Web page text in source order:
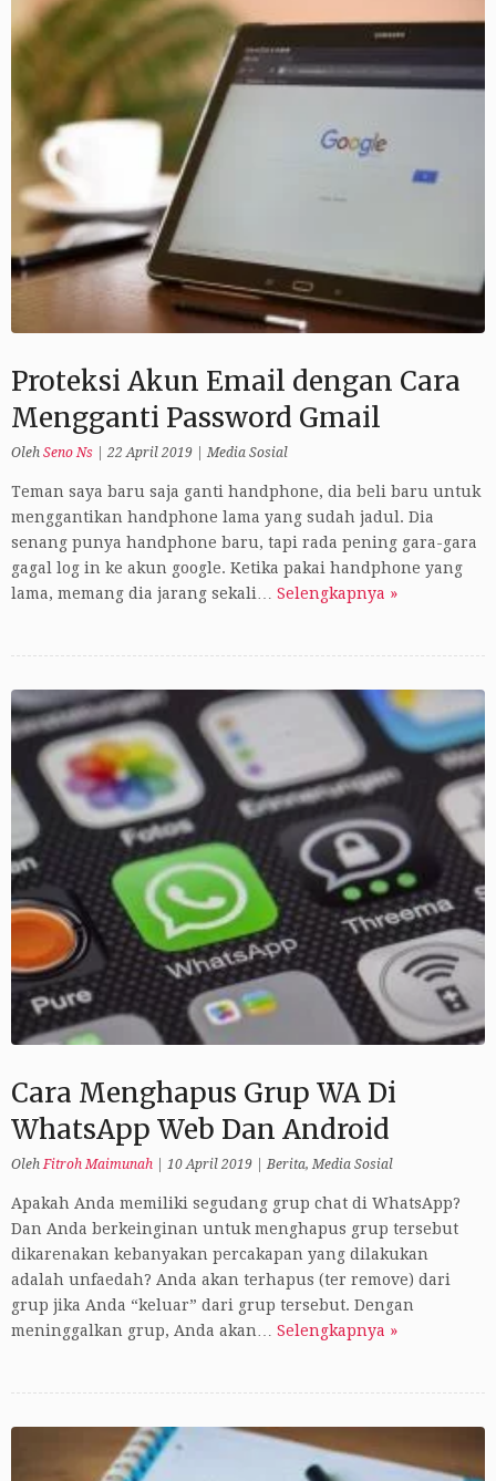
Proteksi Akun Email dengan Cara
Mengganti Password Gmail
Oleh Seno Ns 22 April 2019 |Media Sosial
Teman saya baru saja ganti handphone, dia beli baru untuk
menggantikan handphone lama yang sudah jadul. Dia
senang punya handphone baru, tapi rada pening gara-gara
gagal log in ke akun google. Ketika pakai handphone yang
lama, memang dia jarang sekali… Selengkapnya »
Cara Menghapus Grup WA Di
WhatsApp Web Dan Android
OlehFitroh Maimunah 10 April 2019 |Berita,Media Sosial
Apakah Anda memiliki segudang grup chat di WhatsApp?
Dan Anda berkeinginan untuk menghapus grup tersebut
dikarenakan kebanyakan percakapan yang dilakukan
adalah unfaedah? Anda akan terhapus (ter remove) dari
grup jika Anda “keluar” dari grup tersebut. Dengan
meninggalkan grup, Anda akan… Selengkapnya »